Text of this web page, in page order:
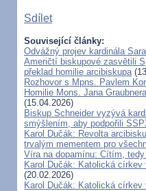
Sdílet
Související články:
Odvážný projev kardinála
Američtí biskupové zasvětili
překlad homilie arcibiskupa
Rozhovor s Mpns. Pavlem
Homilie Mons. Jana
(15.04.2026)
Biskup Schneider vyzývá
smýšlením, aby podpořili
Karol Dučák: Revolta
trvalým mementem pro
Víra na dopamínu: Cítím,
Karol Dučák: Katolická
(20.02.2026)
Karol Dučák: Katolická